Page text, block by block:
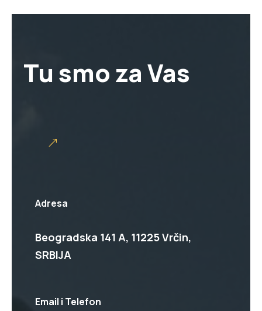
Tu smo za Vas
Adresa
Beogradska 141 A, 11225 Vrčin,
SRBIJA
Email i Telefon